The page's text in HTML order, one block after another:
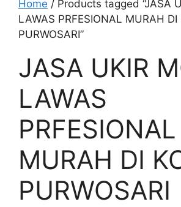
Home / Products tagged “JASA
LAWAS PRFESIONAL MURAH DI
PURWOSARI”
JASA UKIR
LAWAS
PRFESIONAL
MURAH DI
PURWOSARI